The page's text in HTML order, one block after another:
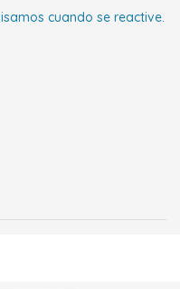
cuando se reactive.